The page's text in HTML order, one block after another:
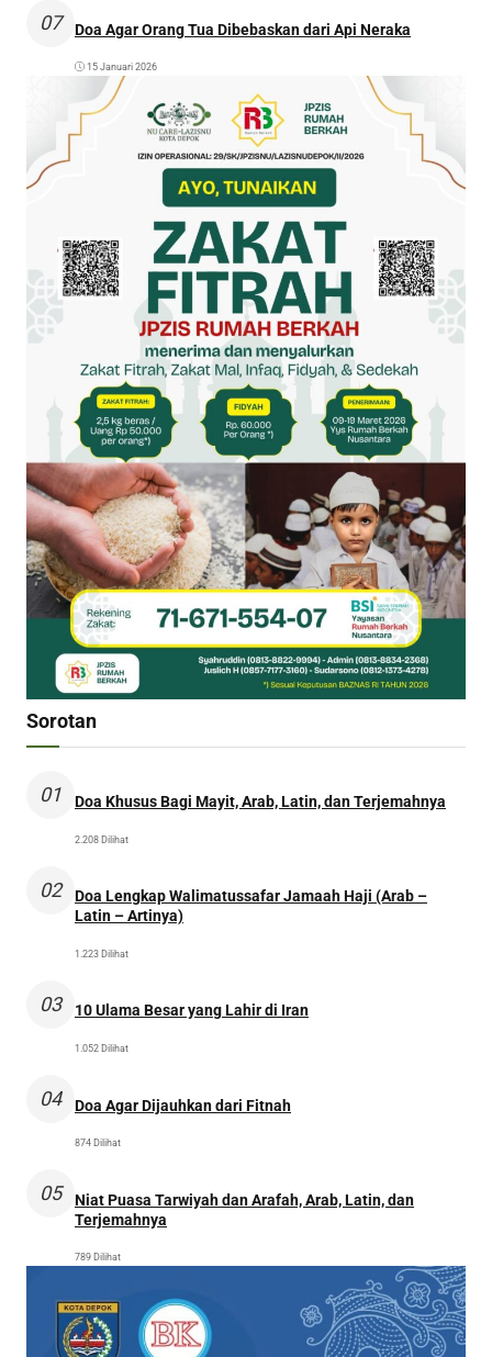
07 Doa Agar Orang Tua Dibebaskan dari Api Neraka
15 Januari 2026
Sorotan
01 Doa Khusus Bagi Mayit, Arab, Latin, dan Terjemahnya
2.208 Dilihat
02
Doa Lengkap Walimatussafar Jamaah Haji (Arab –
Latin – Artinya)
1.223 Dilihat
03 10 Ulama Besar yang Lahir di Iran
1.052 Dilihat
04 Doa Agar Dijauhkan dari Fitnah
874 Dilihat
05
Niat Puasa Tarwiyah dan Arafah, Arab, Latin, dan
Terjemahnya
789 Dilihat